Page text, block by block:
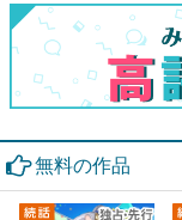
無料の作品